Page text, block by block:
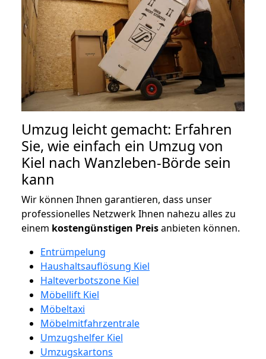
Umzug leicht gemacht: Erfahren
Sie, wie einfach ein Umzug von
Kiel nach Wanzleben-Börde sein
kann
Wir können Ihnen garantieren, dass unser
professionelles Netzwerk Ihnen nahezu alles zu
einem kostengünstigen Preisanbieten können.
Entrümpelung
Haushaltsauflösung Kiel
Halteverbotszone Kiel
Möbellift Kiel
Möbeltaxi
Möbelmitfahrzentrale
Umzugshelfer Kiel
Umzugskartons